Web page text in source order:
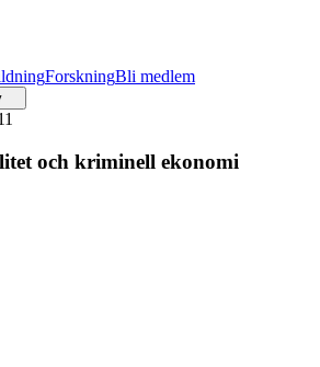
ForskningBli medlem
och kriminell ekonomi